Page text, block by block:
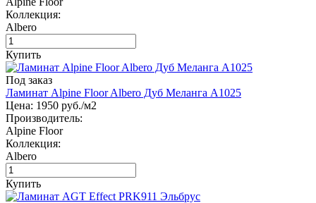
Коллекция:
Albero
Купить
Под заказ
Ламинат Alpine Floor Albero Дуб Меланга А1025
Цена: 1950 руб./м2
Производитель:
Alpine Floor
Коллекция:
Albero
Купить